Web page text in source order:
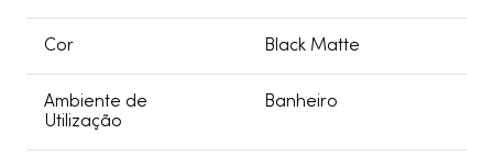
Cor Black Matte
Ambiente de
Utilização
Banheiro